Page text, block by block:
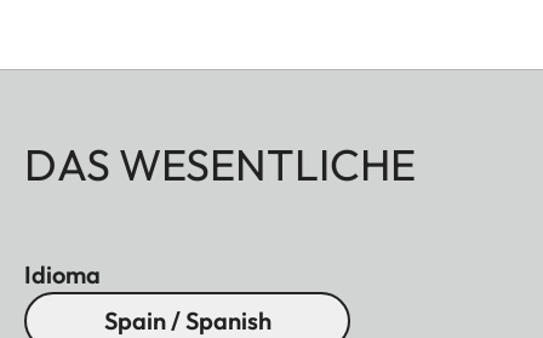
DAS WESENTLICHE
Idioma
Spain / Spanish